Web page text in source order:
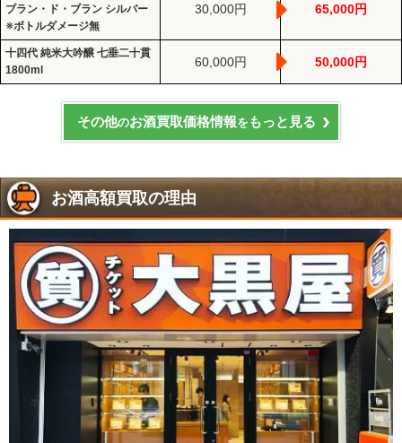
ブラン・ド・ブラン シルバー
※ボトルダメージ無
30,000円 65,000円
十四代 純米大吟醸 七垂二十貫
1800ml
60,000円 50,000円
その他のお酒買取価格情報を もっと見る
お酒高額買取の理由